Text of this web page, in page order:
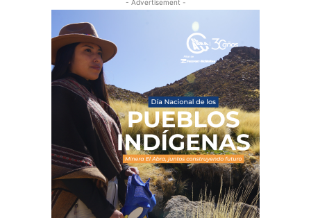
- Advertisement -